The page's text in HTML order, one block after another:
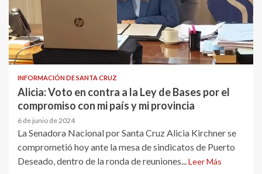
INFORMACIÓN DE SANTA CRUZ
Alicia: Voto en contra a la Ley de Bases por el
compromiso con mi país y mi provincia
6 de junio de 2024
La Senadora Nacional por Santa Cruz Alicia Kirchner se
comprometió hoy ante la mesa de sindicatos de Puerto
Deseado, dentro de la ronda de reuniones...Leer Más